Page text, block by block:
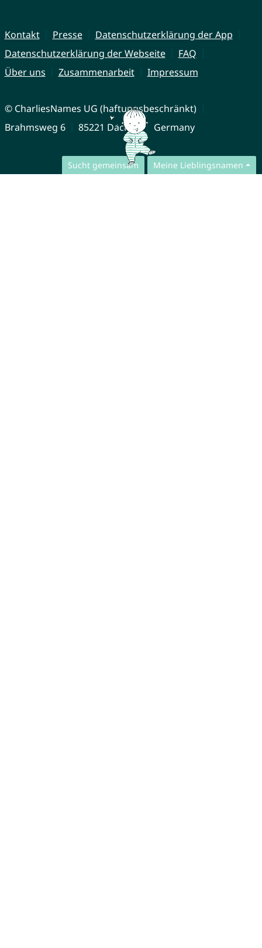
Sucht gemeinsam Meine Lieblingsnamen
Kontakt Presse
Datenschutzerklärung der App
Datenschutzerklärung der Webseite
FAQ
Über uns
Zusammenarbeit Impressum
© CharliesNames UG (haftungsbeschränkt)
Brahmsweg 6
85221 Dachau Germany